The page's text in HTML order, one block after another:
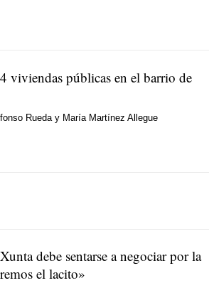
viviendas públicas en el barrio de
Rueda y María Martínez Allegue
debe sentarse a negociar por la
el lacito»